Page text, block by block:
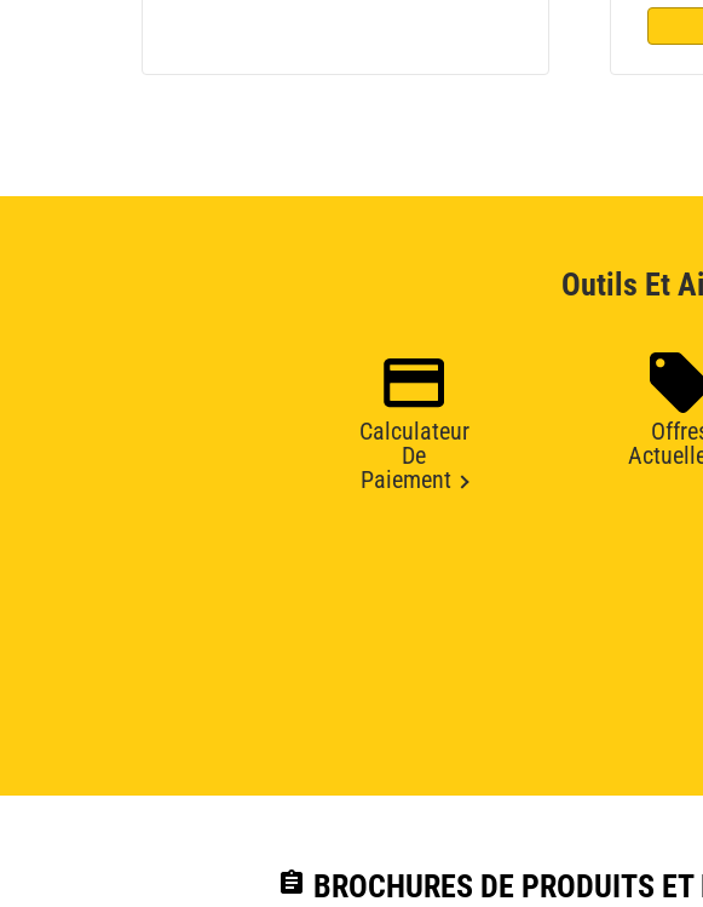
Outils Et
Calculateur
De
Paiement
assignment BROCHURES DE PRODUITS